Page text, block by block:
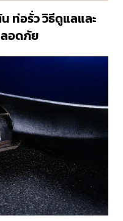
ท่อรั่ว วิธีดูแลและ
อดภัย